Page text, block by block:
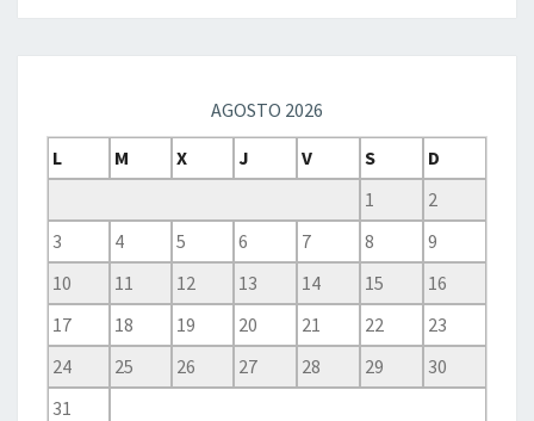
AGOSTO 2026
L
M X J V S
D
1
2
3
4 5 6 7 8
9
10
11 12 13 14 15
16
17
18 19 20 21 22
23
24
25 26 27 28 29
30
31